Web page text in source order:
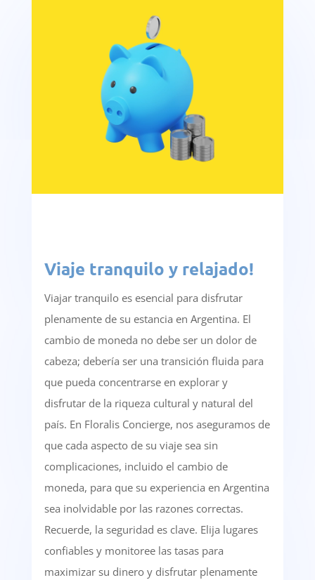
Viaje tranquilo y relajado!
Viajar tranquilo es esencial para disfrutar
plenamente de su estancia en Argentina. El
cambio de moneda no debe ser un dolor de
cabeza; debería ser una transición fluida para
que pueda concentrarse en explorar y
disfrutar de la riqueza cultural y natural del
país. En Floralis Concierge, nos aseguramos de
que cada aspecto de su viaje sea sin
complicaciones, incluido el cambio de
moneda, para que su experiencia en Argentina
sea inolvidable por las razones correctas.
Recuerde, la seguridad es clave. Elija lugares
confiables y monitoree las tasas para
maximizar su dinero y disfrutar plenamente